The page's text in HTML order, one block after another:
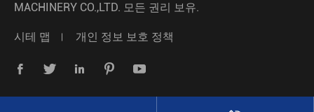
MACHINERY CO.,LTD. 모든 권리 보유.
시테 맵 개인 정보 보호 정책
    